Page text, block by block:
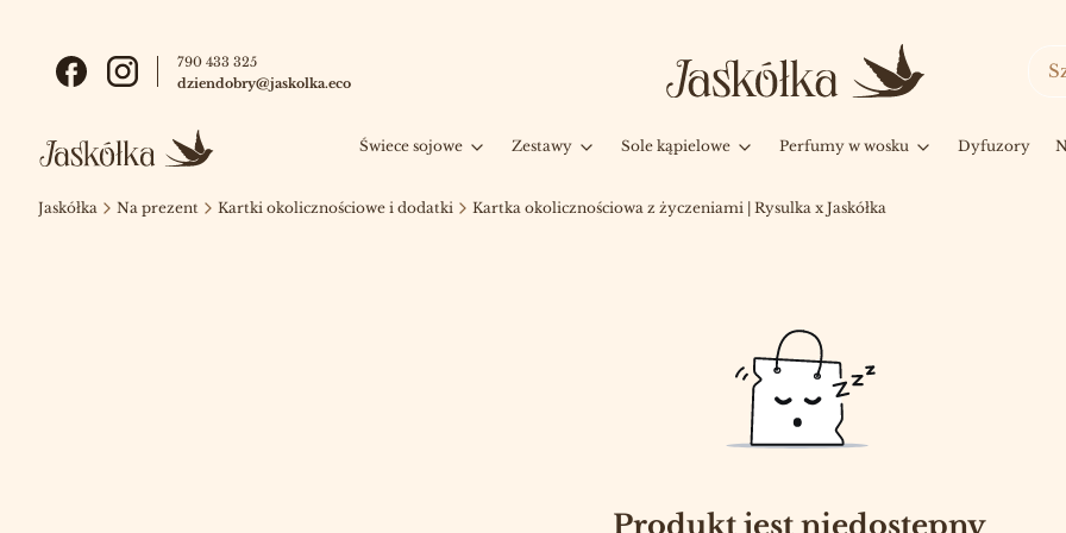
790 433 325
dziendobry@jaskolka.eco
Świece sojowe Zestawy Sole kąpielowe Perfumy w wosku Dyfuzory
Jaskółka Na prezent Kartki okolicznościowe i dodatki Kartka okolicznościowa z życzeniami | Rysulka x Jaskółka
Produkt jest niedostępny